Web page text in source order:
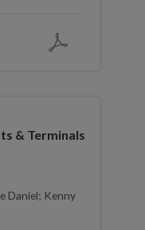
& Terminals
Daniel; Kenny